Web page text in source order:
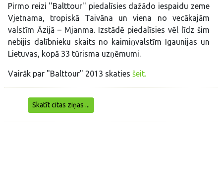
Pirmo reizi ''Balttour'' piedalīsies dažādo iespaidu zeme
Vjetnama, tropiskā Taivāna un viena no vecākajām
valstīm Āzijā – Mjanma. Izstādē piedalīsies vēl līdz šim
nebijis dalībnieku skaits no kaimiņvalstīm Igaunijas un
Lietuvas, kopā 33 tūrisma uzņēmumi.
Vairāk par "Balttour" 2013 skaties šeit.
Skatīt citas ziņas ...